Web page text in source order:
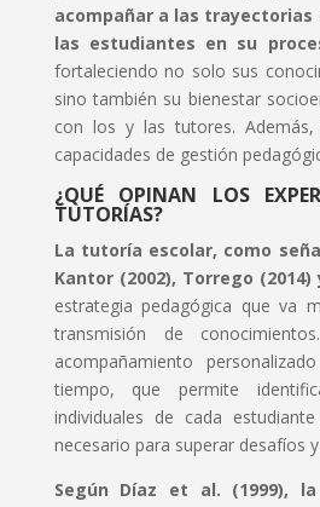
acompañar a las trayectorias
las estudiantes en su
fortaleciendo no solo sus
sino también su bienestar
con los y las tutores.
capacidades de gestión
¿QUÉ OPINAN LOS
TUTORÍAS?
La tutoría escolar, como
Kantor (2002), Torrego (2014)
estrategia pedagógica que va
transmisión de
acompañamiento
tiempo, que permite
individuales de cada
necesario para superar desafíos
Según Díaz et al. (1999),